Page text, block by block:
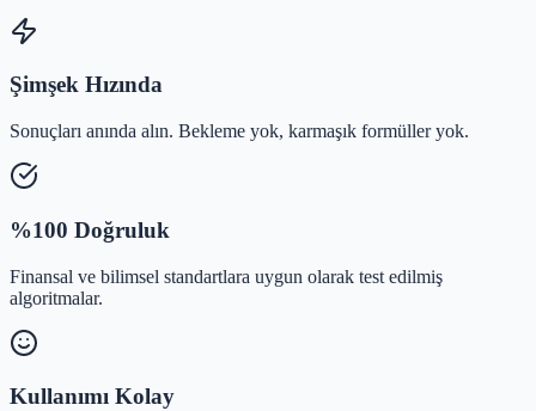
Şimşek Hızında
Sonuçları anında alın. Bekleme yok, karmaşık formüller yok.
%100 Doğruluk
Finansal ve bilimsel standartlara uygun olarak test edilmiş
algoritmalar.
Kullanımı Kolay